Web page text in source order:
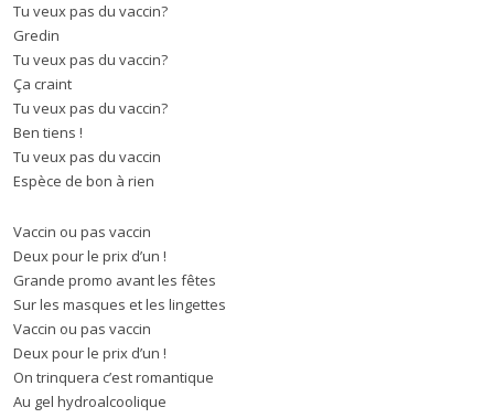
Tu veux pas du vaccin?
Gredin
Tu veux pas du vaccin?
Ça craint
Tu veux pas du vaccin?
Ben tiens !
Tu veux pas du vaccin
Espèce de bon à rien
Vaccin ou pas vaccin
Deux pour le prix d’un !
Grande promo avant les fêtes
Sur les masques et les lingettes
Vaccin ou pas vaccin
Deux pour le prix d’un !
On trinquera c’est romantique
Au gel hydroalcoolique